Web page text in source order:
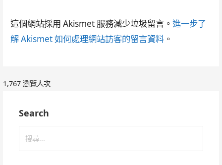
這個網站採用 Akismet 服務減少垃圾留言。 進一步了
解 Akismet 如何處理網站訪客的留言資料。
1,767 瀏覽人次
Search